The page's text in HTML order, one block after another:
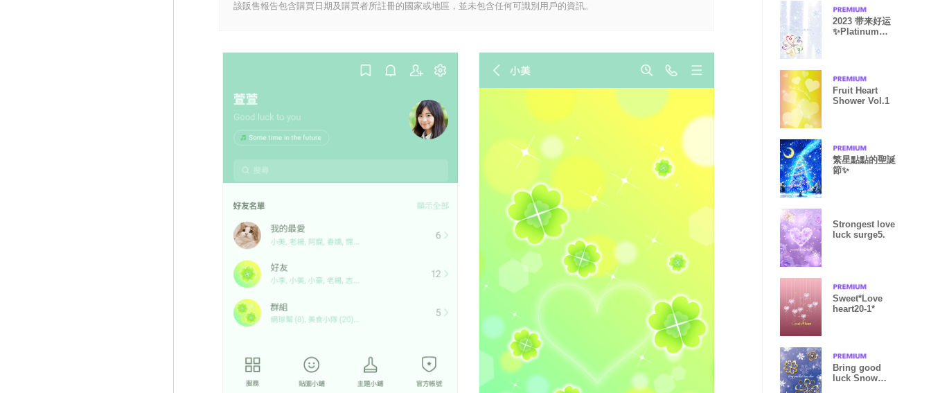
該販售報告包含購買日期及購買者所註冊的國家或地區，並未包含任何可識別用戶的資訊。
2023 带来好运
✨Platinum
Fruit Heart
Shower Vol.1
繁星點點的聖誕
節✨
Strongest love
luck surge5.
Sweet*Love
heart20-1*
Bring good
luck Snow